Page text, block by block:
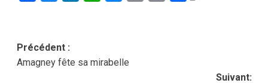
Navigation
d’article
Précédent :
Amagney fête sa mirabelle
Suivant: